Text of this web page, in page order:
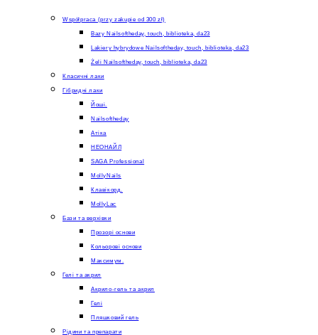
Współpraca (przy zakupie od 300 zł)
Bazy Nailsoftheday, touch, biblioteka, da23
Lakiery hybrydowe Nailsoftheday, touch, biblioteka, da23
Żeli Nailsoftheday, touch, biblioteka, da23
Класичні лаки
Гібридні лаки
Йоші.
Nailsoftheday
Атіка
НЕОНАЙЛ
SAGA Professional
MollyNails
Клавікорд.
MollyLac
Бази та верхівки
Прозорі основи
Кольорові основи
Максимум.
Гелі та акрил
Акрило-гель та акрил
Гелі
Пляшковий гель
Рідини та препарати